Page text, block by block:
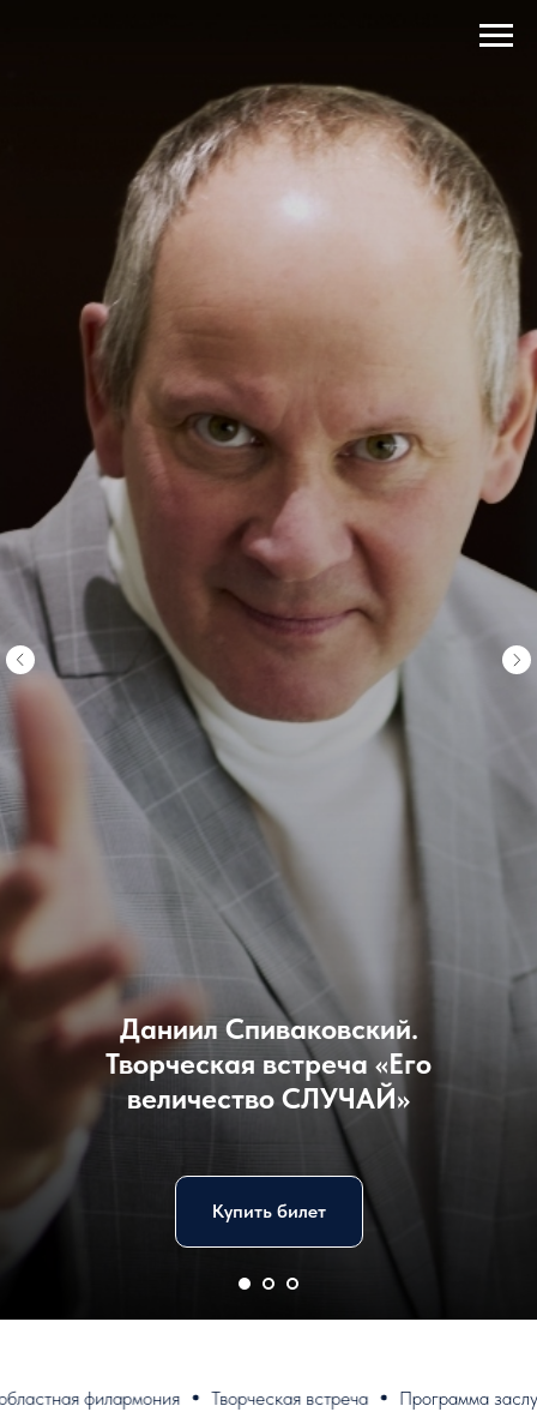
Даниил Спиваковский.
Творческая встреча «Его
величество СЛУЧАЙ»
Купить билет
филармония Творческая встреча Программа